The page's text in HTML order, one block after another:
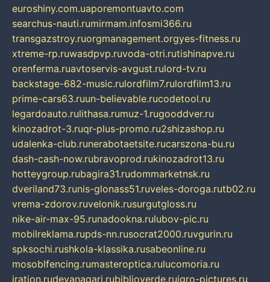
euroshiny.com.uaporemontuavto.com
searchus-nauti.rumirmam.infosmi366.ru
transgazstroy.ruorgmanagement.orgyes-fitness.ru
xtreme-rp.ruwasdpvp.ruvoda-otri.rutishinapve.ru
orenferma.ruavtoservis-avgust.rulord-tv.ru
backstage-682-music.rulordfilm7.rulordfilm13.ru
prime-cars63.ruun-believable.rucodetool.ru
legardoauto.rulithasa.rumuz-1.rugooddver.ru
kinozadrot-3.ruqr-plus-promo.ru2shizashop.ru
udalenka-club.runerabotaetsite.rucarszona-bu.ru
dash-cash-now.rubravoprod.rukinozadrot13.ru
hotteygroup.rubagira31.rudommarketnsk.ru
dveriland73.runis-glonass51.ruveles-doroga.rutb02.ru
vrema-zdorov.ruvelonik.rusurgutgloss.ru
nike-air-max-95.runadookna.rulubov-pic.ru
mobilreklama.rupds-nn.rusocrat2000.ruvgurin.ru
spksochi.rushkola-klassika.rusabeonline.ru
mosoblfencing.rumasteroptica.rulucomoria.ru
iration.rudevanagari.rubiblioverde.ruigro-pictures.ru